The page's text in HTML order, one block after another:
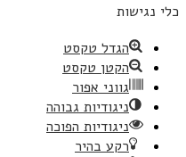
כלי נגישות
הגדל טקסט
הקטן טקסט
גווני אפור
ניגודיות גבוהה
ניגודיות הפוכה
רקע בהיר